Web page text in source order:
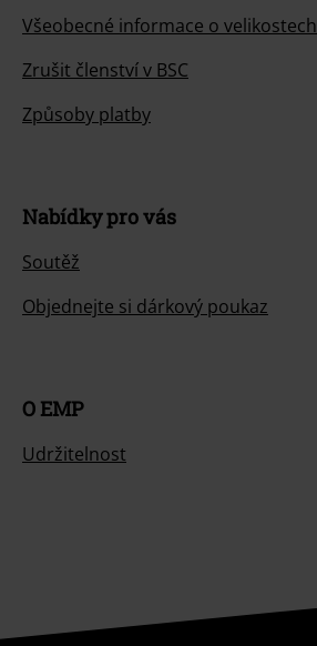
Všeobecné informace o velikostech
Zrušit členství v BSC
Způsoby platby
Nabídky pro vás
Soutěž
Objednejte si dárkový poukaz
O EMP
Udržitelnost